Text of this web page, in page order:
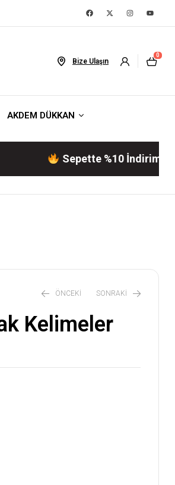
Bize Ulaşın
0
AKDEM DÜKKAN
Sepette %10 İndirim! |
ÖNCEKI SONRAKI
Kelimeler